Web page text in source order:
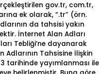
gov.tr, com.tr,
ek olarak, “.tr” (örn.
da tahsisi yakın
İnternet Alan Adları
Tebliği’ne dayanarak
Adlarının Tahsisine İlişkin
tarihinde yayımlanması ile